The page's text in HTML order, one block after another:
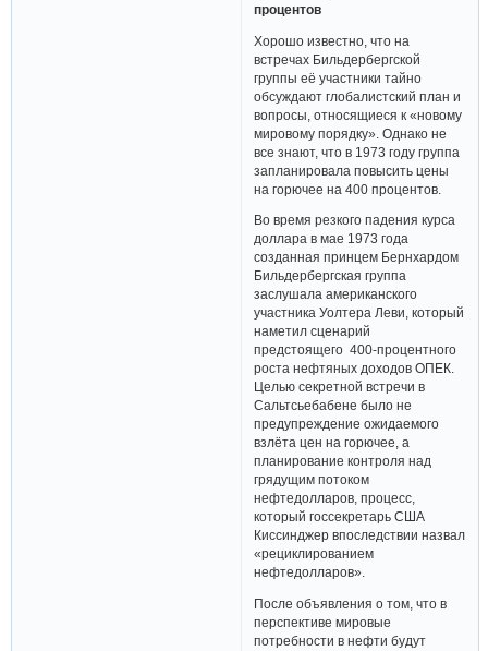
процентов
Хорошо известно, что на
встречах Бильдербергской
группы её участники тайно
обсуждают глобалистский план и
вопросы, относящиеся к «новому
мировому порядку». Однако не
все знают, что в 1973 году группа
запланировала повысить цены
на горючее на 400 процентов.
Во время резкого падения курса
доллара в мае 1973 года
созданная принцем Бернхардом
Бильдербергская группа
заслушала американского
участника Уолтера Леви, который
наметил сценарий
предстоящего 400-процентного
роста нефтяных доходов ОПЕК.
Целью секретной встречи в
Сальтсьебабене было не
предупреждение ожидаемого
взлёта цен на горючее, а
планирование контроля над
грядущим потоком
нефтедолларов, процесс,
который госсекретарь США
Киссинджер впоследствии назвал
«рециклированием
нефтедолларов».
После объявления о том, что в
перспективе мировые
потребности в нефти будут